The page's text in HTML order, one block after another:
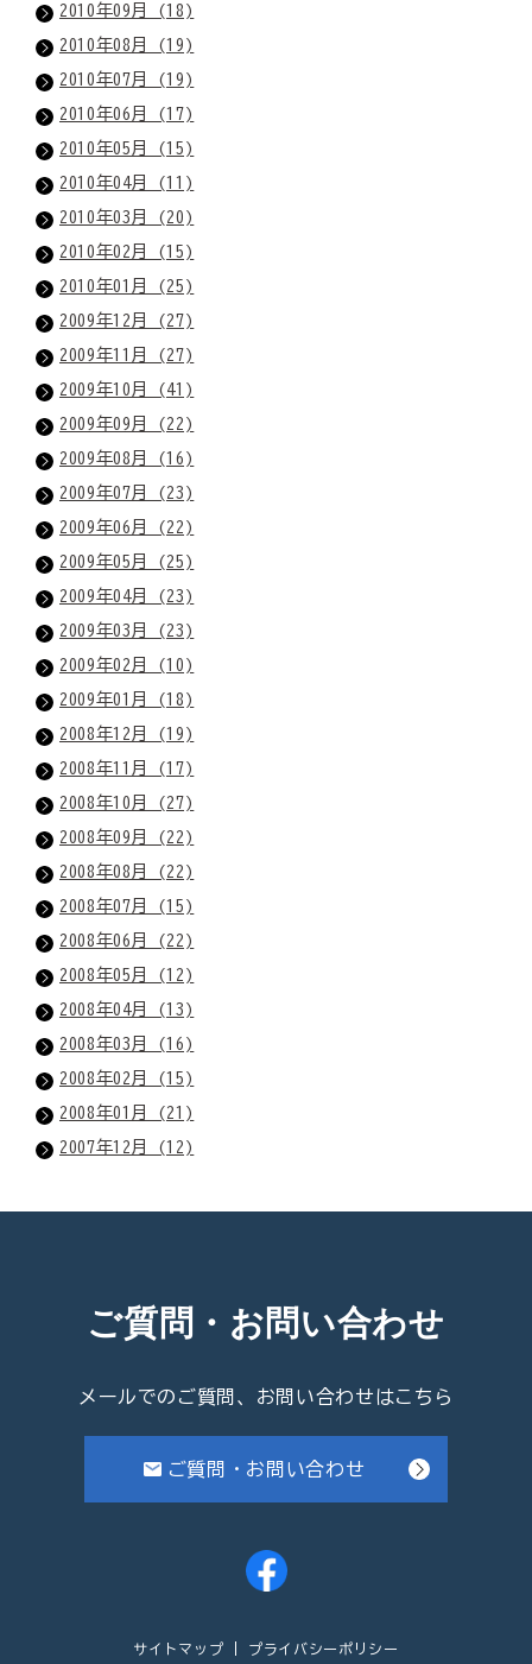
2010年09月 (18)
2010年08月 (19)
2010年07月 (19)
2010年06月 (17)
2010年05月 (15)
2010年04月 (11)
2010年03月 (20)
2010年02月 (15)
2010年01月 (25)
2009年12月 (27)
2009年11月 (27)
2009年10月 (41)
2009年09月 (22)
2009年08月 (16)
2009年07月 (23)
2009年06月 (22)
2009年05月 (25)
2009年04月 (23)
2009年03月 (23)
2009年02月 (10)
2009年01月 (18)
2008年12月 (19)
2008年11月 (17)
2008年10月 (27)
2008年09月 (22)
2008年08月 (22)
2008年07月 (15)
2008年06月 (22)
2008年05月 (12)
2008年04月 (13)
2008年03月 (16)
2008年02月 (15)
2008年01月 (21)
2007年12月 (12)
ご質問・お問い合わせ
メールでのご質問、お問い合わせはこちら
ご質問・お問い合わせ
サイトマップ プライバシーポリシー